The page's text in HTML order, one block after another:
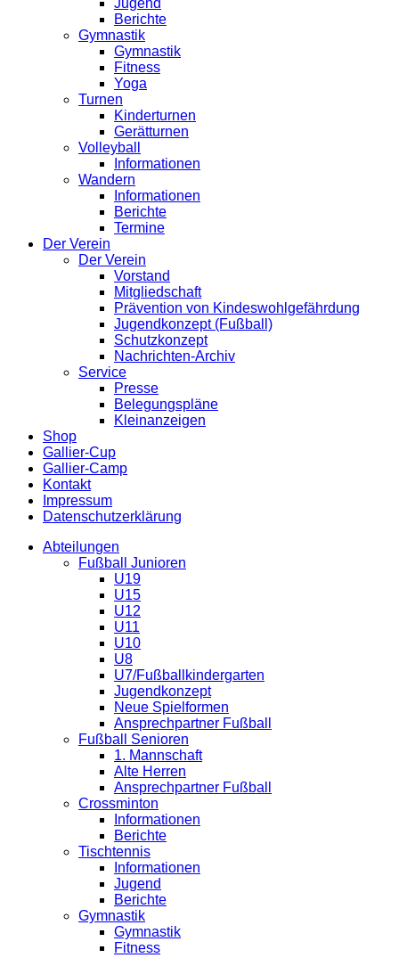
Berichte
Gymnastik
Gymnastik
Fitness
Yoga
Turnen
Kinderturnen
Gerätturnen
Volleyball
Informationen
Wandern
Informationen
Berichte
Termine
Der Verein
Der Verein
Vorstand
Mitgliedschaft
Prävention von Kindeswohlgefährdung
Jugendkonzept (Fußball)
Schutzkonzept
Nachrichten-Archiv
Service
Presse
Belegungspläne
Kleinanzeigen
Shop
Gallier-Cup
Gallier-Camp
Kontakt
Impressum
Datenschutzerklärung
Abteilungen
Fußball Junioren
U19
U15
U12
U11
U10
U8
U7/Fußballkindergarten
Jugendkonzept
Neue Spielformen
Ansprechpartner Fußball
Fußball Senioren
1. Mannschaft
Alte Herren
Ansprechpartner Fußball
Crossminton
Informationen
Berichte
Tischtennis
Informationen
Jugend
Berichte
Gymnastik
Gymnastik
Fitness